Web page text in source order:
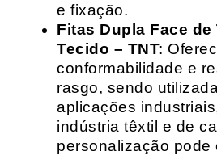
e fixação.
Fitas Dupla Face de
Tecido – TNT:
conformabilidade e
rasgo, sendo
aplicações
indústria têxtil e de
personalização pode